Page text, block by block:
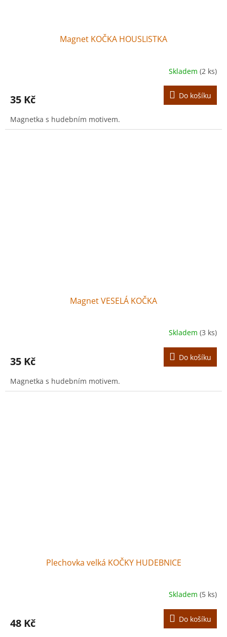
Magnet KOČKA HOUSLISTKA
Skladem (2 ks)
35 Kč Do košíku
Magnetka s hudebním motivem.
Magnet VESELÁ KOČKA
Skladem (3 ks)
35 Kč Do košíku
Magnetka s hudebním motivem.
Plechovka velká KOČKY HUDEBNICE
Skladem (5 ks)
48 Kč Do košíku